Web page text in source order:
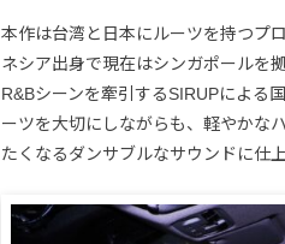
本作は台湾と日本にルーツを持つプ
ネシア出身で現在はシンガポールを
R&Bシーンを牽引するSIRUPによる
ーツを大切にしながらも、軽やかな
たくなるダンサブルなサウンドに仕上